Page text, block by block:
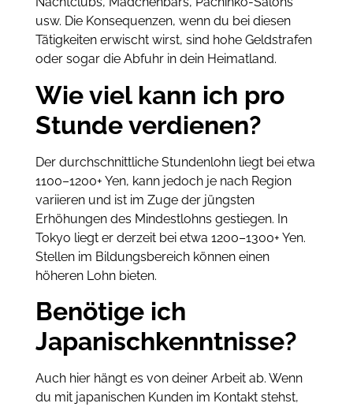
usw. Die Konsequenzen, wenn du bei diesen
Tätigkeiten erwischt wirst, sind hohe Geldstrafen
oder sogar die Abfuhr in dein Heimatland.
Wie viel kann ich pro
Stunde verdienen?
Der durchschnittliche Stundenlohn liegt bei etwa
1100–1200+ Yen, kann jedoch je nach Region
variieren und ist im Zuge der jüngsten
Erhöhungen des Mindestlohns gestiegen. In
Tokyo liegt er derzeit bei etwa 1200–1300+ Yen.
Stellen im Bildungsbereich können einen
höheren Lohn bieten.
Benötige ich
Japanischkenntnisse?
Auch hier hängt es von deiner Arbeit ab. Wenn
du mit japanischen Kunden im Kontakt stehst,